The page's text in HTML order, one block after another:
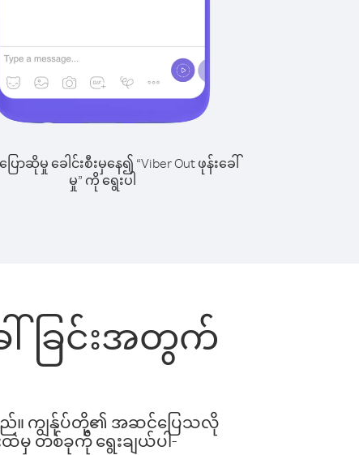
ောဆိုမှု ခေါင်းစီးမှနေ၍ “Viber Out ဖုန်းခေါ်
မှု” ကို ရွေးပါ
ါ်ခြင်းအတွက်
သည်။ ကျွန်ုပ်တို့၏ အဆင်ပြေသလို
ထဲမှ တစ်ခုကို ရွေးချယ်ပါ-